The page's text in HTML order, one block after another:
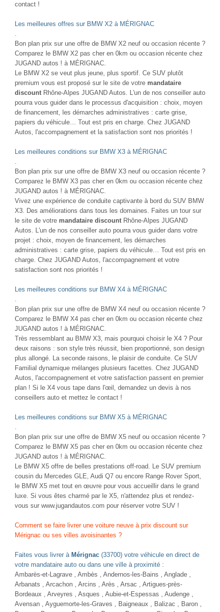
contact !
Les meilleures offres sur BMW X2 à MÉRIGNAC
Bon plan prix sur une offre de BMW X2 neuf ou occasion récente ?
Comparez le BMW X2 pas cher en 0km ou occasion récente chez
JUGAND autos ! à MÉRIGNAC.
Le BMW X2 se veut plus jeune, plus sportif. Ce SUV plutôt
premium vous est proposé sur le site de votre mandataire
discount Rhône-Alpes JUGAND Autos. L'un de nos conseiller auto
pourra vous guider dans le processus d'acquisition : choix, moyen
de financement, les démarches administratives : carte grise,
papiers du véhicule… Tout est pris en charge. Chez JUGAND
Autos, l'accompagnement et la satisfaction sont nos priorités !
Les meilleures conditions sur BMW X3 à MÉRIGNAC
Bon plan prix sur une offre de BMW X3 neuf ou occasion récente ?
Comparez le BMW X3 pas cher en 0km ou occasion récente chez
JUGAND autos ! à MÉRIGNAC.
Vivez une expérience de conduite captivante à bord du SUV BMW
X3. Des améliorations dans tous les domaines. Faites un tour sur
le site de votre mandataire discount Rhône-Alpes JUGAND
Autos. L'un de nos conseiller auto pourra vous guider dans votre
projet : choix, moyen de financement, les démarches
administratives : carte grise, papiers du véhicule… Tout est pris en
charge. Chez JUGAND Autos, l'accompagnement et votre
satisfaction sont nos priorités !
Les meilleures conditions sur BMW X4 à MÉRIGNAC
Bon plan prix sur une offre de BMW X4 neuf ou occasion récente ?
Comparez le BMW X4 pas cher en 0km ou occasion récente chez
JUGAND autos ! à MÉRIGNAC.
Très ressemblant au BMW X3, mais pourquoi choisir le X4 ? Pour
deux raisons : son style très réussit, bien proportionné, son design
plus allongé. La seconde raisons, le plaisir de conduite. Ce SUV
Familial dynamique mélanges plusieurs facettes. Chez JUGAND
Autos, l'accompagnement et votre satisfaction passent en premier
plan ! Si le X4 vous tape dans l'œil, demandez un devis à nos
conseillers auto et mettez le contact !
Les meilleures conditions sur BMW X5 à MÉRIGNAC
Bon plan prix sur une offre de BMW X5 neuf ou occasion récente ?
Comparez le BMW X5 pas cher en 0km ou occasion récente chez
JUGAND autos ! à MÉRIGNAC.
Le BMW X5 offre de belles prestations off-road. Le SUV premium
cousin du Mercedes GLE, Audi Q7 ou encore Range Rover Sport,
le BMW X5 met tout en œuvre pour vous accueillir dans le grand
luxe. Si vous êtes charmé par le X5, n'attendez plus et rendez-
vous sur www.jugandautos.com pour réserver votre SUV !
Comment se faire livrer une voiture neuve à prix discount sur
Mérignac ou ses villes avoisinantes ?
Faites vous livrer à Mérignac (33700) votre véhicule en direct de
votre mandataire auto ou dans une ville à proximité :
Ambarès-et-Lagrave , Ambès , Andernos-les-Bains , Anglade ,
Arbanats , Arcachon , Arcins , Arès , Arsac , Artigues-près-
Bordeaux , Arveyres , Asques , Aubie-et-Espessas , Audenge
Avensan , Ayguemorte-les-Graves , Baigneaux , Balizac , Baron ,